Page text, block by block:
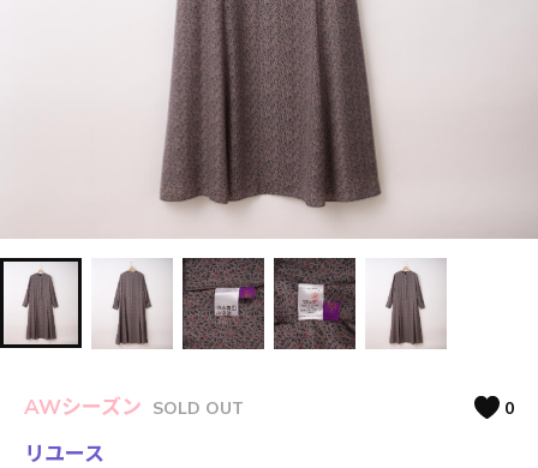
AWシーズン SOLD OUT 0
リユース